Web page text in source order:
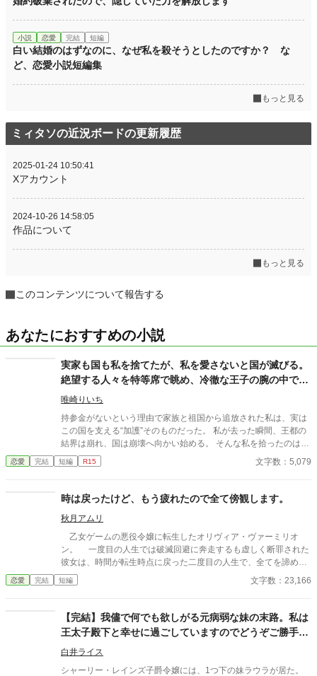
小説 恋愛 完結 短編
白い結婚のはずなのに、なぜ私を殺そうとしたのですか？ な
ど、恋愛小説短編集
もっと見る
ミィタソの近況ボードの更新履歴
2025-01-24 10:50:41
Xアカウント
2024-10-26 14:58:05
作品について
もっと見る
このコンテンツについて報告する
あなたにおすすめの小説
実家も国も私を捨てたが、私を愛さないと国が滅びる。
絶望する人々を特等席で眺め、冷徹な王子の腕の中で思
考停止する。
唯崎りいち
持参金がないという理由で家族と祖国から追放された私は、実は
この国を支える“加護”そのものだった。 私が去った瞬間、王都の
結界は崩れ、国は崩壊へ向かい始める。 そんな私を拾ったのは、
冷徹と噂される隣国の王子。 「やっと見つけた。お前は俺のもの
だ」 捨てられたはずの私は、気づけば滅びゆく祖国を背に、彼の
恋愛 完結 短編 R15 文字数：5,079
時は戻ったけど、もう疲れたので全て傍観します。
秋月アムリ
乙女ゲームの悪役令嬢に転生したオリヴィア・ヴァーミリオ
ン。 一度目の人生では破滅回避に奔走するも虚しく断罪された
彼女は、時間が転生時点に戻った二度目の人生で、全てを諦めて
いた。 もう疲れた。どうせ無駄なら、せめて断罪の日まで穏や
かに眠って過ごしたい──そう願い、積極的に引きこもり傍観を決
者・セドリック王子が、なぜか彼女に献身的な優しさを見せ、
「今度こそ、私が君を守る」と誓うのだ。 運命に抗う気力さえ
失った令嬢が、思いがけない波乱に巻き込まれていく。全てを諦
めたはずの人生で、彼女を待ち受ける未来とは──
恋愛 完結 短編 文字数：23,166
【完結】我儘で何でも欲しがる元病弱な妹の末路。私は
王太子殿下と幸せに過ごしていますのでどうぞご勝手
に。
白井ライス
シャーリー・レインズ子爵令嬢には、1つ下の妹ラウラが居た。